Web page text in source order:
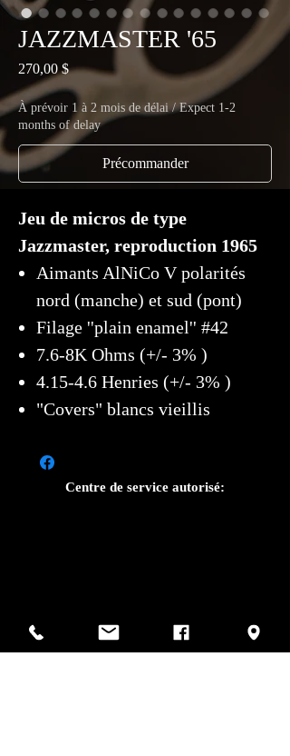
JAZZMASTER '65
270,00 $Prix
À prévoir 1 à 2 mois de délai / Expect 1-2
months of delay
Précommander
Jeu de micros de type
Jazzmaster, reproduction 1965
Aimants AlNiCo V polarités
nord (manche) et sud (pont)
Filage ''plain enamel'' #42
7.6-8K Ohms (+/- 3% )
4.15-4.6 Henries (+/- 3% )
"Covers" blancs vieillis
Centre de service autorisé:
Photos par Sharif Mirshak